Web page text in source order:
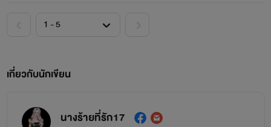
เกี่ยวกับนักเขียน
นางร้ายที่รัก17